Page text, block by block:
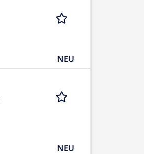
NEU
NEU